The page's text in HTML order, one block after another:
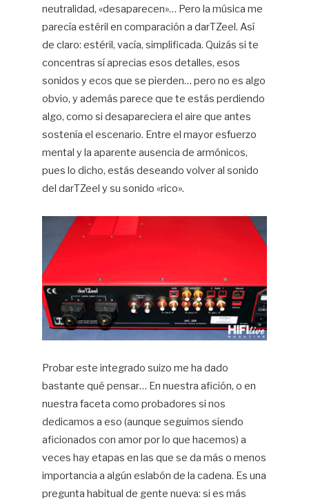
neutralidad, «desaparecen»… Pero la música me
parecía estéril en comparación a darTZeel. Así
de claro: estéril, vacía, simplificada. Quizás si te
concentras sí aprecias esos detalles, esos
sonidos y ecos que se pierden… pero no es algo
obvio, y además parece que te estás perdiendo
algo, como si desapareciera el aire que antes
sostenía el escenario. Entre el mayor esfuerzo
mental y la aparente ausencia de armónicos,
pues lo dicho, estás deseando volver al sonido
del darTZeel y su sonido «rico».
Probar este integrado suizo me ha dado
bastante qué pensar… En nuestra afición, o en
nuestra faceta como probadores si nos
dedicamos a eso (aunque seguimos siendo
aficionados con amor por lo que hacemos) a
veces hay etapas en las que se da más o menos
importancia a algún eslabón de la cadena. Es una
pregunta habitual de gente nueva: si es más